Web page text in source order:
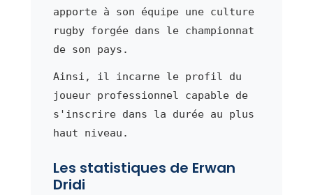
apporte à son équipe une culture
rugby forgée dans le championnat
de son pays.
Ainsi, il incarne le profil du
joueur professionnel capable de
s'inscrire dans la durée au plus
haut niveau.
Les statistiques de Erwan
Dridi